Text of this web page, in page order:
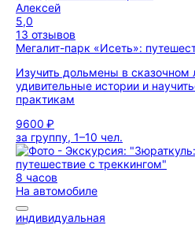
Алексей
5,0
13 отзывов
Мегалит-парк «Исеть»:
Изучить дольмены в сказочном
удивительные истории и
практикам
9600 ₽
за группу, 1–10 чел.
8 часов
На автомобиле
индивидуальная